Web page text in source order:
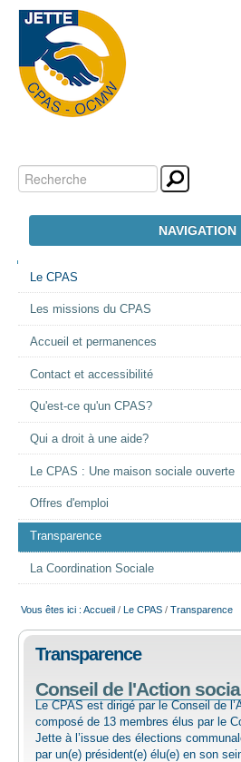
Outils
personnels
Chercher par
Recherche
NAVIGATION
LE CPAS
ACTION SOCIALE
EMPLOI
AIDE ALIMENTAIRE
SENIORS
CULTURE ET JEUNESSE
NAVIGATION
Le CPAS
Les missions du CPAS
Accueil et permanences
Contact et accessibilité
Qu'est-ce qu'un CPAS?
Qui a droit à une aide?
Le CPAS : Une maison sociale ouverte
Offres d'emploi
Transparence
La Coordination Sociale
Vous êtes ici : Accueil / Le CPAS / Transparence
Transparence
Conseil de l'Action
Le CPAS est dirigé par le Conseil de
composé de 13 membres élus par le
Jette à l’issue des élections
par un(e) président(e) élu(e) en son